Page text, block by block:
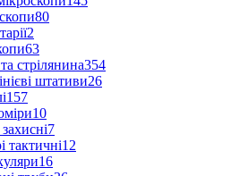
80
2
63
стрілянина354
штативи26
157
10
7
тактичні12
16